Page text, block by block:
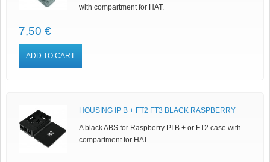
with compartment for HAT.
7,50 €
ADD TO CART
HOUSING IP B + FT2 FT3 BLACK RASPBERRY
A black ABS for Raspberry PI B + or FT2 case with
compartment for HAT.